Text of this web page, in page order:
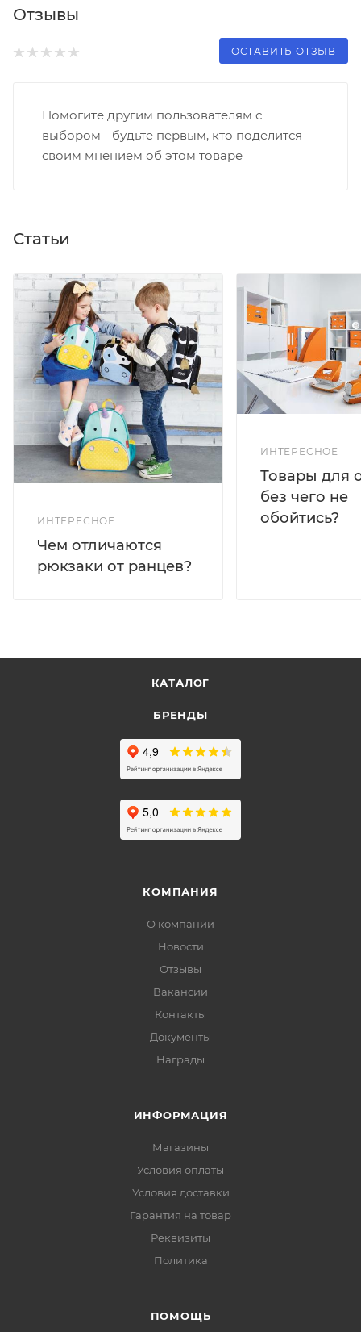
Отзывы
ОСТАВИТЬ ОТЗЫВ
Помогите другим пользователям с
выбором - будьте первым, кто поделится
своим мнением об этом товаре
Статьи
ИНТЕРЕСНОЕ
Чем отличаются
рюкзаки от ранцев?
ИНТЕРЕСНОЕ
Товары для
без чего не
обойтись?
КАТАЛОГ
БРЕНДЫ
КОМПАНИЯ
О компании
Новости
Отзывы
Вакансии
Контакты
Документы
Награды
ИНФОРМАЦИЯ
Магазины
Условия оплаты
Условия доставки
Гарантия на товар
Реквизиты
Политика
ПОМОЩЬ